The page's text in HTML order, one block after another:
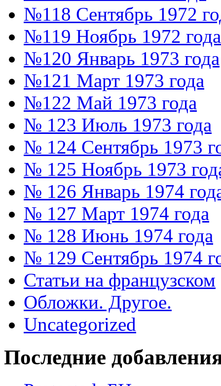
№118 Сентябрь 1972
№119 Ноябрь 1972 года
№120 Январь 1973 года
№121 Март 1973 года
№122 Май 1973 года
№ 123 Июль 1973 года
№ 124 Сентябрь 1973
№ 125 Ноябрь 1973
№ 126 Январь 1974
№ 127 Март 1974 года
№ 128 Июнь 1974 года
№ 129 Сентябрь 1974
Статьи на французском
Обложки. Другое.
Uncategorized
Последние